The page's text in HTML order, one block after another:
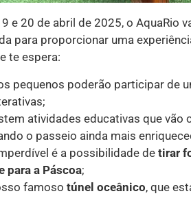
e 20 de abril de 2025, o
para proporcionar uma
te espera:
pequenos poderão participar de
atividades educativas que vão
o passeio ainda mais
é a possibilidade de tirar
para a Páscoa;
famoso túnel oceânico, que